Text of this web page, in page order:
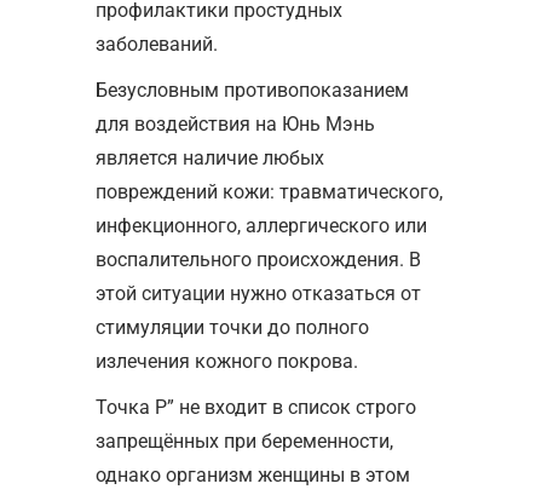
профилактики простудных
заболеваний.
Безусловным противопоказанием
для воздействия на Юнь Мэнь
является наличие любых
повреждений кожи: травматического,
инфекционного, аллергического или
воспалительного происхождения. В
этой ситуации нужно отказаться от
стимуляции точки до полного
излечения кожного покрова.
Точка Р” не входит в список строго
запрещённых при беременности,
однако организм женщины в этом